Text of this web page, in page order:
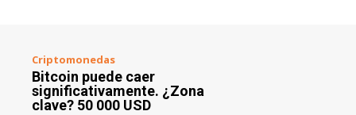
Criptomonedas
Bitcoin puede caer
significativamente. ¿Zona
clave? 50 000 USD